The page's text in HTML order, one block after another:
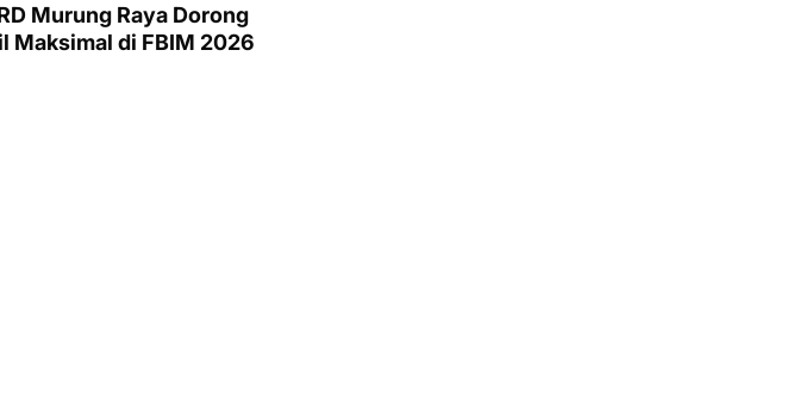
Murung Raya Dorong
Maksimal di FBIM 2026